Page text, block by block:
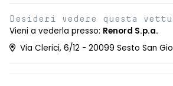
Desideri vedere questa
Vieni a vederla presso: Renord S.p.a.
Via Clerici, 6/12 - 20099 Sesto San